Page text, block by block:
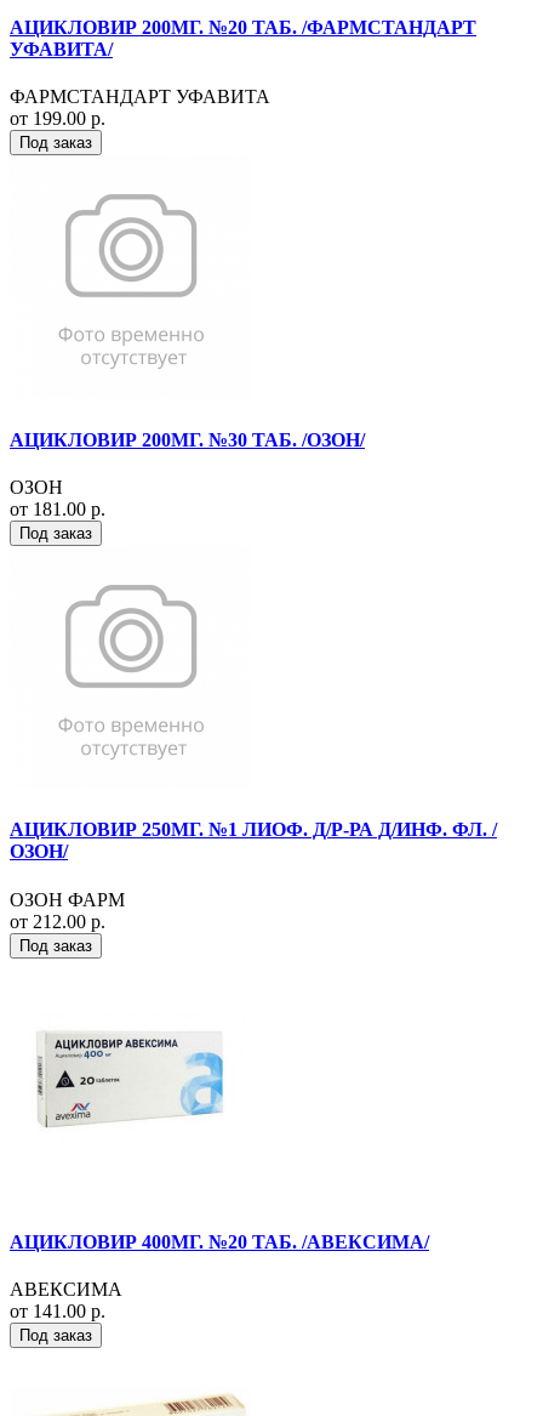
АЦИКЛОВИР 200МГ. №20 ТАБ. /ФАРМСТАНДАРТ
УФАВИТА/
ФАРМСТАНДАРТ УФАВИТА
от 199.00 р.
Под заказ
АЦИКЛОВИР 200МГ. №30 ТАБ. /ОЗОН/
ОЗОН
от 181.00 р.
Под заказ
АЦИКЛОВИР 250МГ. №1 ЛИОФ. Д/Р-РА Д/ИНФ. ФЛ. /
ОЗОН/
ОЗОН ФАРМ
от 212.00 р.
Под заказ
АЦИКЛОВИР 400МГ. №20 ТАБ. /АВЕКСИМА/
АВЕКСИМА
от 141.00 р.
Под заказ